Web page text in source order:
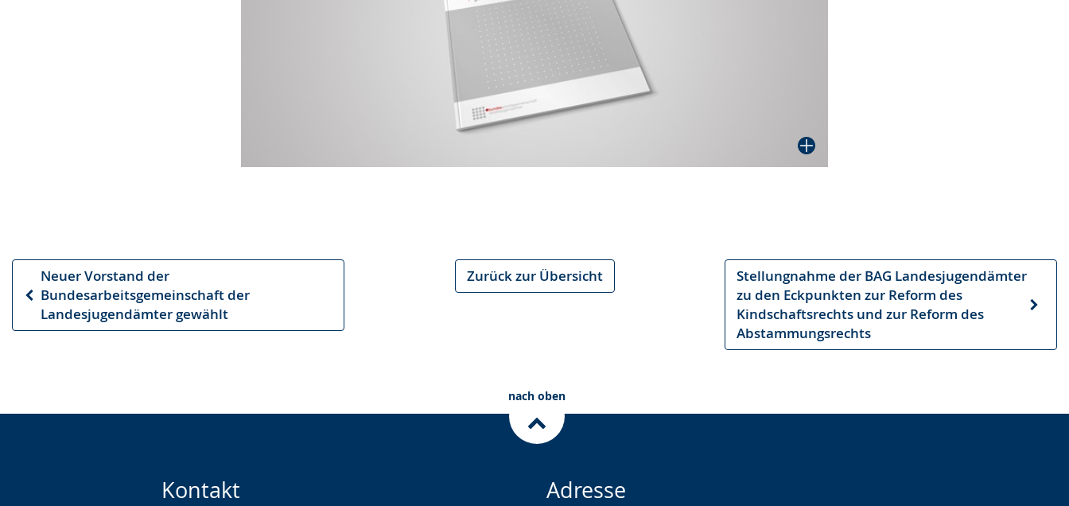
Vorheriger
Artikel
Neuer Vorstand der
Bundesarbeitsgemeinschaft der
Landesjugendämter gewählt
Zurück zur Übersicht
Stellungnahme der BAG Landesjugendämter
zu den Eckpunkten zur Reform des
Kindschaftsrechts und zur Reform des
Abstammungsrechts
Nächster
Artikel
nach oben
Kontakt Adresse